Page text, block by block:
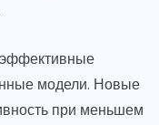
модели. Новые
при меньшем